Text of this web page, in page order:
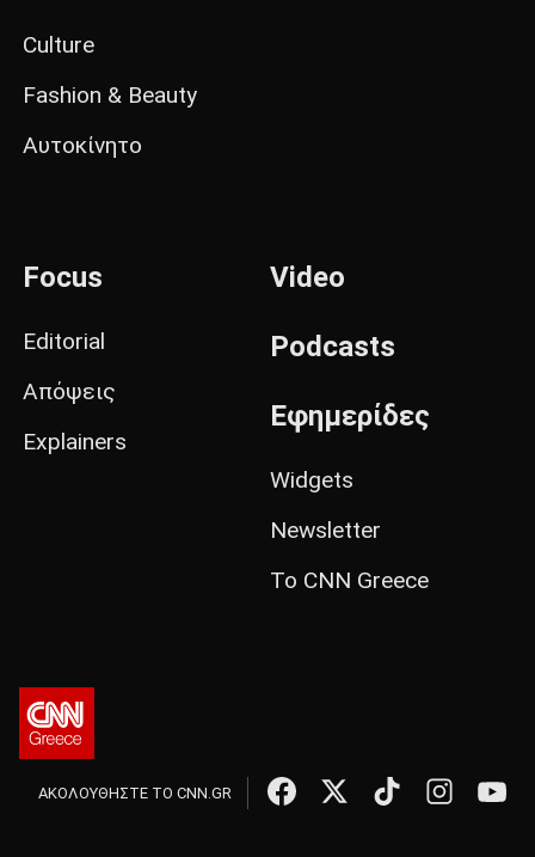
Culture
Fashion & Beauty
Αυτοκίνητο
Focus
Editorial
Απόψεις
Explainers
Video
Podcasts
Εφημερίδες
Widgets
Newsletter
Το CNN Greece
ΑΚΟΛΟΥΘΗΣΤΕ ΤΟ CNN.GR